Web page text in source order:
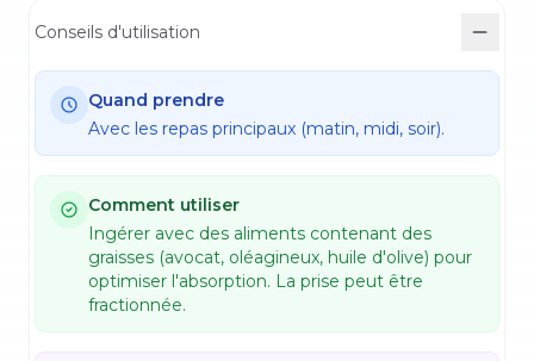
Conseils d'utilisation
Quand prendre
Avec les repas principaux (matin, midi, soir).
Comment utiliser
Ingérer avec des aliments contenant des
graisses (avocat, oléagineux, huile d'olive) pour
optimiser l'absorption. La prise peut être
fractionnée.